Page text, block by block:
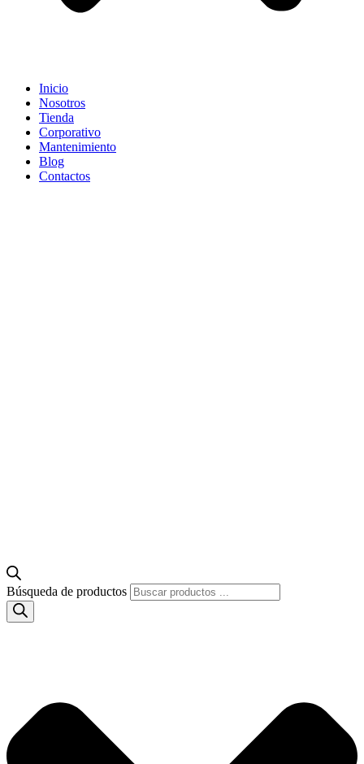
Inicio
Nosotros
Tienda
Corporativo
Mantenimiento
Blog
Contactos
Búsqueda de productos